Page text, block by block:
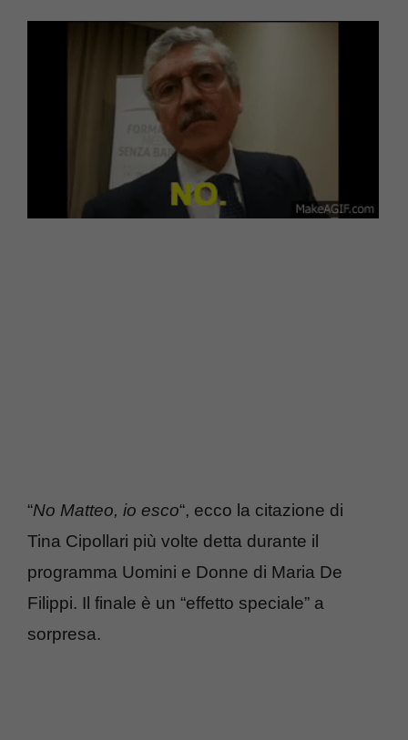
“No Matteo, io esco“, ecco la citazione di
Tina Cipollari più volte detta durante il
programma Uomini e Donne di Maria De
Filippi. Il finale è un “effetto speciale” a
sorpresa.